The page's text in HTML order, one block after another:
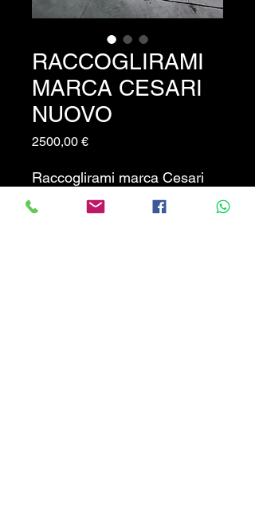
RACCOGLIRAMI
MARCA CESARI
NUOVO
2500,00 €Prezzo
Raccoglirami marca Cesari
Nuovo, utile per raccogliere i
residui di potatura ed